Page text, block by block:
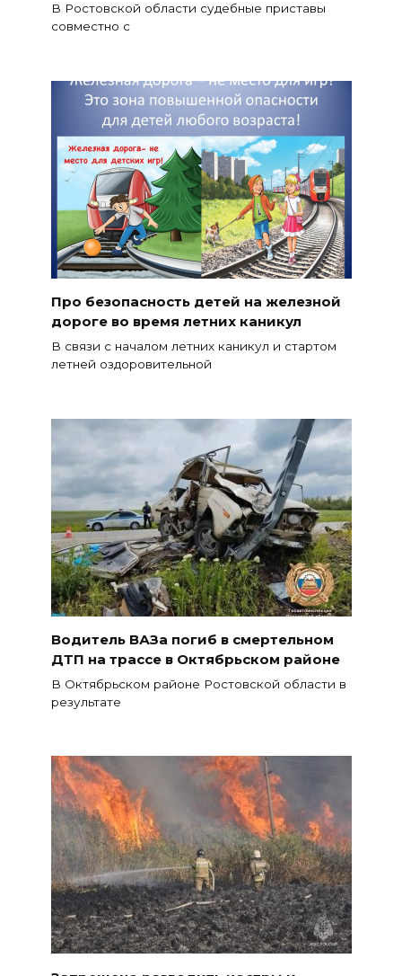
В Ростовской области судебные приставы
совместно с
Про безопасность детей на железной
дороге во время летних каникул
В связи с началом летних каникул и стартом
летней оздоровительной
Водитель ВАЗа погиб в смертельном
ДТП на трассе в Октябрьском районе
В Октябрьском районе Ростовской области в
результате